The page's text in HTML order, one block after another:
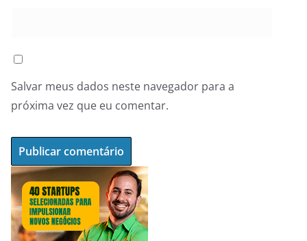
Salvar meus dados neste navegador para a
próxima vez que eu comentar.